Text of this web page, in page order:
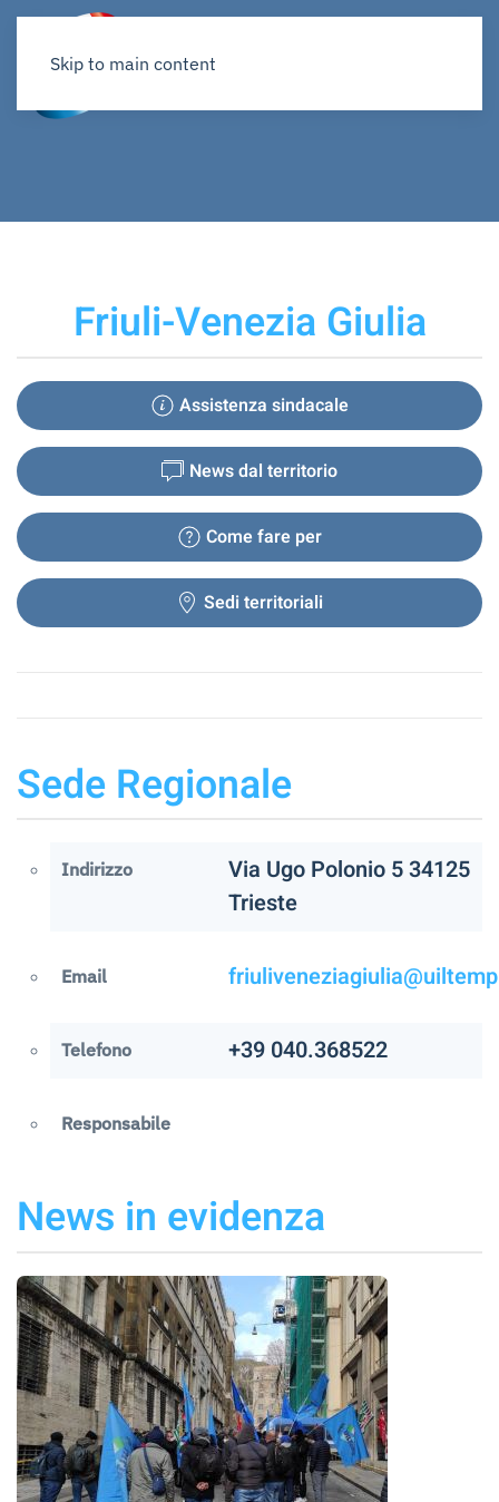
Skip to main content
Friuli-Venezia Giulia
Assistenza sindacale
News dal territorio
Come fare per
Sedi territoriali
Sede Regionale
Indirizzo
Via Ugo Polonio 5 34125
Trieste
Email
Telefono +39 040.368522
Responsabile
News in evidenza